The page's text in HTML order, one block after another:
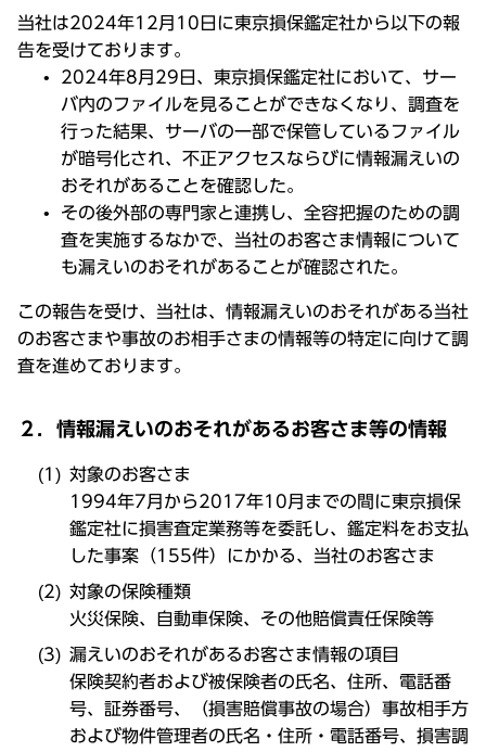
当社は2024年12月10日に東京損保鑑定社から以下の報
告を受けております。
2024年8月29日、東京損保鑑定社において、サー
バ内のファイルを見ることができなくなり、調査を
行った結果、サーバの一部で保管しているファイル
が暗号化され、不正アクセスならびに情報漏えいの
おそれがあることを確認した。
その後外部の専門家と連携し、全容把握のための調
査を実施するなかで、当社のお客さま情報について
も漏えいのおそれがあることが確認された。
この報告を受け、当社は、情報漏えいのおそれがある当社
のお客さまや事故のお相手さまの情報等の特定に向けて調
査を進めております。
２．情報漏えいのおそれがあるお客さま等の情報
対象のお客さま
1994年7月から2017年10月までの間に東京損保
鑑定社に損害査定業務等を委託し、鑑定料をお支払
した事案（155件）にかかる、当社のお客さま
対象の保険種類
火災保険、自動車保険、その他賠償責任保険等
漏えいのおそれがあるお客さま情報の項目
保険契約者および被保険者の氏名、住所、電話番
号、証券番号、（損害賠償事故の場合）事故相手方
および物件管理者の氏名・住所・電話番号、損害調